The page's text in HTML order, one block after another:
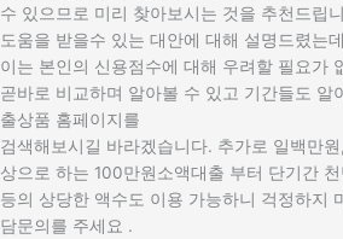
수 있으므로 미리 찾아보시는 것을 추천드립
도움을 받을수 있는 대안에 대해 설명드렸는
이는 본인의 신용점수에 대해 우려할 필요가
곧바로 비교하며 알아볼 수 있고 기간들도 알
출상품 홈페이지를
검색해보시길 바라겠습니다. 추가로 일백만
상으로 하는 100만원소액대출 부터 단기간
등의 상당한 액수도 이용 가능하니 걱정하지
담문의를 주세요 .